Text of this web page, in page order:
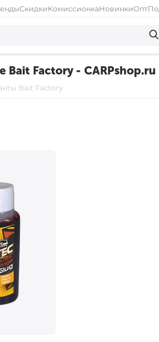
СкидкиКомиссионкаНовинкиОпт
Bait Factory - CARPshop.ru
Bait Factory